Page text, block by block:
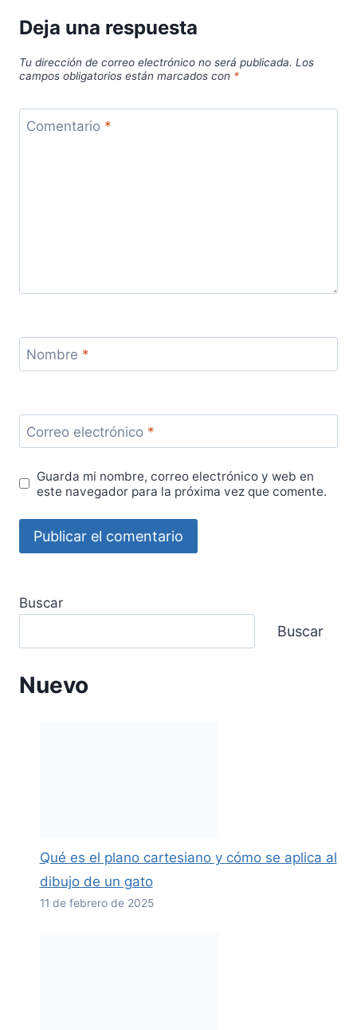
Deja una respuesta
Tu dirección de correo electrónico no será publicada. Los
campos obligatorios están marcados con *
Comentario *
Nombre *
Correo electrónico *
Guarda mi nombre, correo electrónico y web en
este navegador para la próxima vez que comente.
Buscar
Buscar
Nuevo
Qué es el plano cartesiano y cómo se aplica al
dibujo de un gato
11 de febrero de 2025